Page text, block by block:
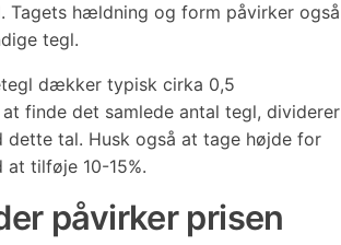
Tagets hældning og form påvirker også
tegl.
dækker typisk cirka 0,5
finde det samlede antal tegl, dividerer
dette tal. Husk også at tage højde for
at tilføje 10-15%.
påvirker prisen